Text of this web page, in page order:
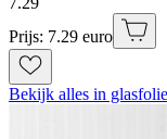
Prijs: 7.29 euro
Bekijk alles in glasfolie